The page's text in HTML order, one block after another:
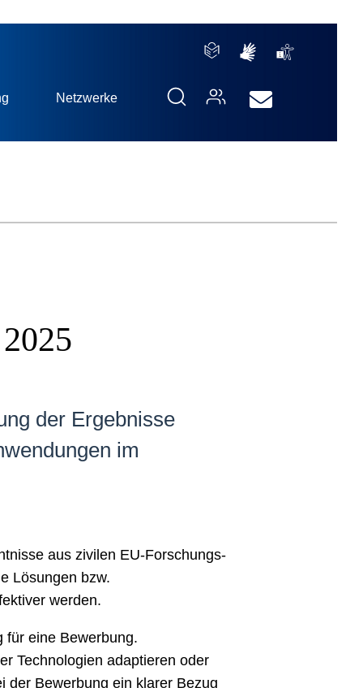
Netzwerke
der Ergebnisse
im
aus zivilen EU-Forschungs-
Lösungen bzw.
werden.
für eine Bewerbung.
Technologien adaptieren oder
der Bewerbung ein klarer Bezug